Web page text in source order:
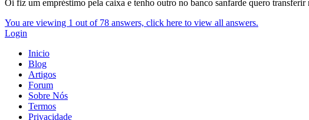
Oi fiz um empréstimo pela caixa e tenho outro no banco sanfarde quero
You are viewing 1 out of 78 answers, click here to view all answers.
Login
Inicio
Blog
Artigos
Forum
Sobre Nós
Termos
Privacidade